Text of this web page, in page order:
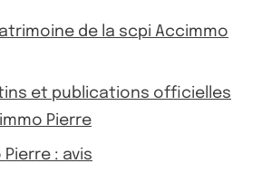
de la scpi Accimmo
et publications officielles
Pierre
Pierre : avis